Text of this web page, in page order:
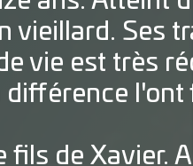
vieillard. Ses
vie est très
différence
fils de Xavier.